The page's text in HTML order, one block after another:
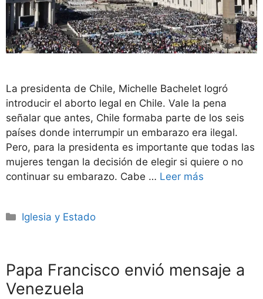
La presidenta de Chile, Michelle Bachelet logró
introducir el aborto legal en Chile. Vale la pena
señalar que antes, Chile formaba parte de los seis
países donde interrumpir un embarazo era ilegal.
Pero, para la presidenta es importante que todas las
mujeres tengan la decisión de elegir si quiere o no
continuar su embarazo. Cabe … Leer más
Categorías
Iglesia y Estado
Papa Francisco envió mensaje a
Venezuela